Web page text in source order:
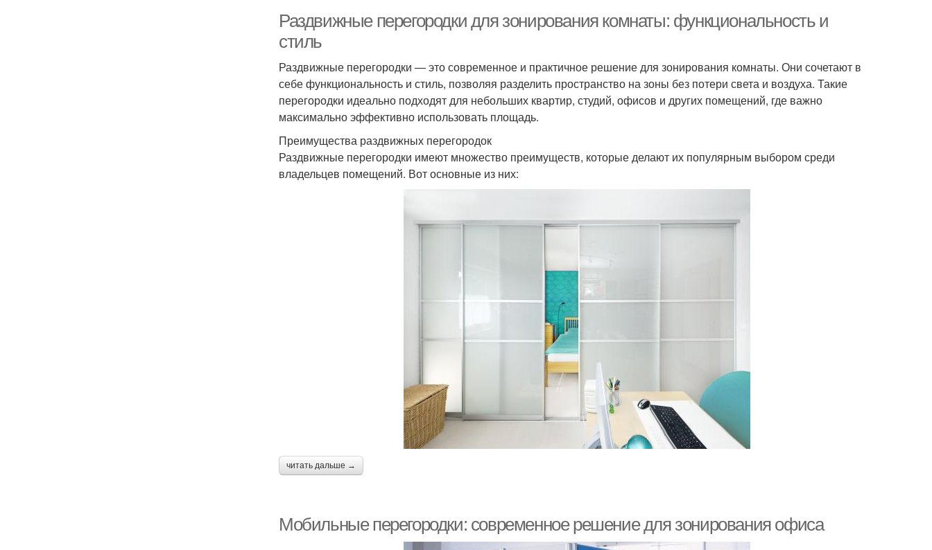
Раздвижные перегородки для зонирования комнаты: функциональность и
стиль
Раздвижные перегородки — это современное и практичное решение для зонирования комнаты. Они сочетают в
себе функциональность и стиль, позволяя разделить пространство на зоны без потери света и воздуха. Такие
перегородки идеально подходят для небольших квартир, студий, офисов и других помещений, где важно
максимально эффективно использовать площадь.
Преимущества раздвижных перегородок
Раздвижные перегородки имеют множество преимуществ, которые делают их популярным выбором среди
владельцев помещений. Вот основные из них:
читать дальше →
Мобильные перегородки: современное решение для зонирования офиса